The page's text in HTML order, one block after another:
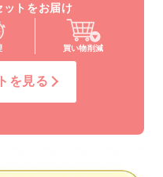
ットをお届け
買い物削減
を見る